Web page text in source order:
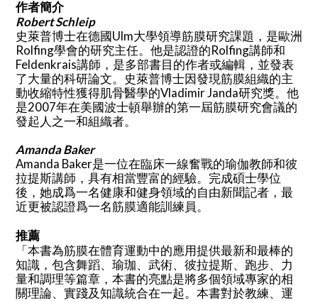
作者簡介
Robert Schleip
史萊普博士在德國Ulm大學領導筋膜研究課題，是歐洲
Rolfing學會的研究主任。他是認證的Rolfing講師和
Feldenkrais講師，是多部書目的作者或編輯，並發表
了大量的科研論文。史萊普博士因發現筋膜組織的主
動收縮特性獲得肌骨醫學的Vladimir Janda研究獎。他
是2007年在美國波士頓舉辦的第一屆筋膜研究會議的
發起人之一和組織者。
Amanda Baker
Amanda Baker是一位在臨床一線奮戰的瑜伽教師和彼
拉提斯講師，具有相當豐富的經驗。完成碩士學位
後，她成爲一名健康和健身領域的自由新聞記者，最
近更被認證爲一名筋膜適能訓練員。
推薦
「本書為筋膜在體育運動中的應用提供最新和最棒的
知識，包含舞蹈、瑜珈、武術、彼拉提斯、跑步、力
量和調理等篇章，本書的亮點是將多個領域專家的相
關理論、實踐及知識統合在一起。本書對於教練、運